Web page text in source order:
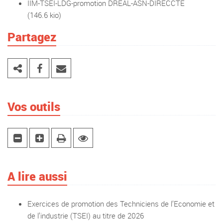
IIM-TSEI-LDG-promotion DREAL-ASN-DIRECCTE
(146.6 kio)
Partagez
Vos outils
A lire aussi
Exercices de promotion des Techniciens de l’Economie et
de l’industrie (TSEI) au titre de 2026